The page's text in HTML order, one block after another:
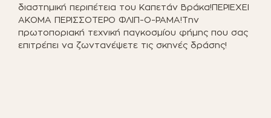
διαστημική περιπέτεια του Καπετάν Βράκα!ΠΕΡΙΕΧΕΙ
ΑΚΟΜΑ ΠΕΡΙΣΣΟΤΕΡΟ ΦΛΙΠ-Ο-ΡΑΜΑ!Την
πρωτοποριακή τεχνική παγκοσμίου φήμης που σας
επιτρέπει να ζωντανέψετε τις σκηνές δράσης!